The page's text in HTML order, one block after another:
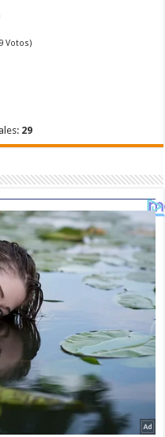
Votos)
29